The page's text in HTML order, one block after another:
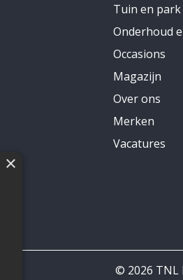
Tuin en park
Onderhoud
Occasions
Magazijn
Over ons
Merken
Vacatures
© 2026 TNL
×